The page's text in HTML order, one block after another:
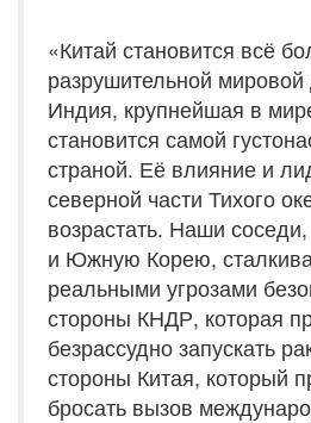
«Китай становится всё
разрушительной
Индия, крупнейшая в
становится самой
страной. Её влияние и
северной части Тихого
возрастать. Наши
и Южную Корею,
реальными угрозами
стороны КНДР, которая
безрассудно запускать
стороны Китая, который
бросать вызов